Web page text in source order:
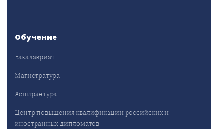
Обучение
Бакалавриат
Магистратура
Аспирантура
Центр повышения квалификации российских и
иностранных дипломатов